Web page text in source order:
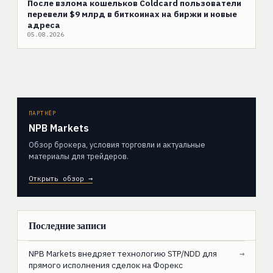
После взлома кошельков Coldcard пользователи
перевели $9 млрд в биткоинах на биржи и новые
адреса
05.08.2026
ПАРТНЁР
NPB Markets
Обзор брокера, условия торговли и актуальные
материалы для трейдеров.
Открыть обзор →
Последние записи
NPB Markets внедряет технологию STP/NDD для
прямого исполнения сделок на Форекс
→